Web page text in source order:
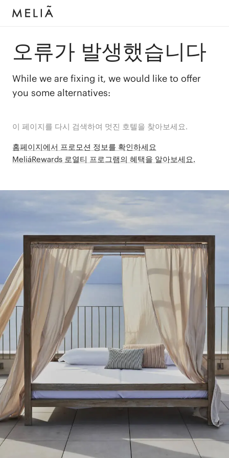
오류가 발생했습니다
While we are fixing it, we would like to offer
you some alternatives:
이 페이지를 다시 검색하여 멋진 호텔을 찾아보세요.
홈페이지에서 프로모션 정보를 확인하세요
MeliáRewards 로열티 프로그램의 혜택을 알아보세요.